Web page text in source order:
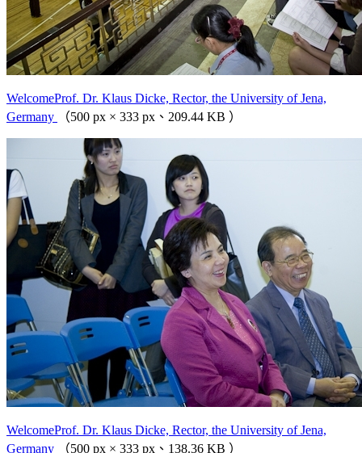
WelcomeProf. Dr. Klaus Dicke, Rector, the University of Jena,
Germany
（500 px × 333 px、209.44 KB ）
WelcomeProf. Dr. Klaus Dicke, Rector, the University of Jena,
Germany
（500 px × 333 px、138.36 KB ）